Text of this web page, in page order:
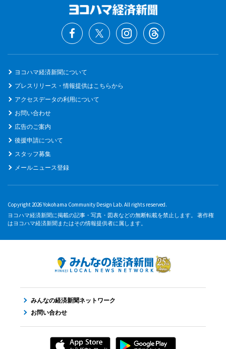
ヨコハマ経済新聞について
プレスリリース・情報提供はこちらから
アクセスデータの利用について
お問い合わせ
広告のご案内
後援申請について
スタッフ募集
メールニュース登録
Copyright 2026 Yokohama Community Design Lab. All rights reserved.
ヨコハマ経済新聞に掲載の記事・写真・図表などの無断転載を禁止します。 著作権
はヨコハマ経済新聞またはその情報提供者に属します。
みんなの経済新聞ネットワーク
お問い合わせ